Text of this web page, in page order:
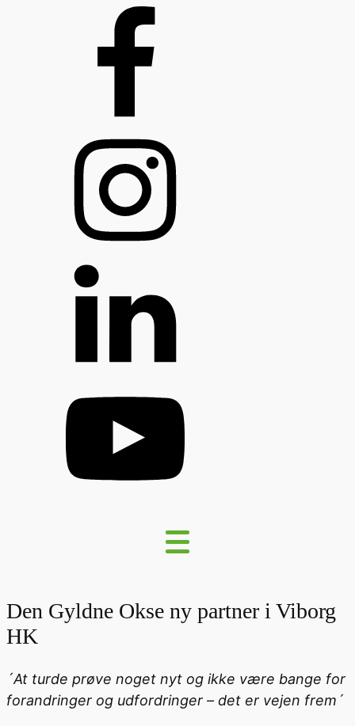
Den Gyldne Okse ny partner i Viborg
HK
´At turde prøve noget nyt og ikke være bange for
forandringer og udfordringer – det er vejen frem´